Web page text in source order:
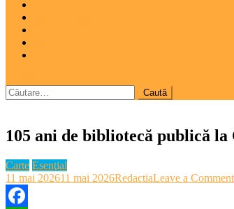
Caută
după:
105 ani de bibliotecă publică la
Carte Esenţial
11 mai 202611 mai 2026RedactiaLeave a Comment